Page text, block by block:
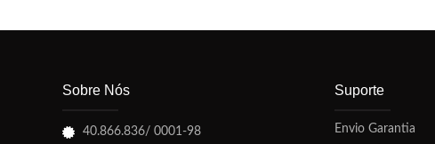
Sobre Nós
40.866.836/ 0001-98
Suporte
Envio Garantia